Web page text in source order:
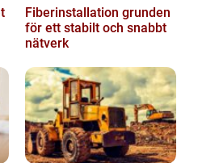
Fiberinstallation grunden
för ett stabilt och snabbt
nätverk